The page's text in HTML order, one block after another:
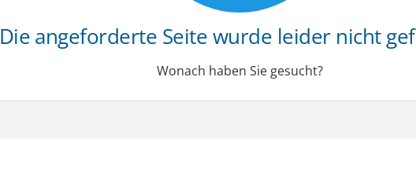
Die angeforderte Seite wurde leider nicht
Wonach haben Sie gesucht?